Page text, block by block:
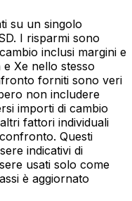
su un singolo
I risparmi sono
inclusi margini e
Xe nello stesso
forniti sono veri
non includere
importi di cambio
fattori individuali
Questi
indicativi di
usati solo come
è aggiornato